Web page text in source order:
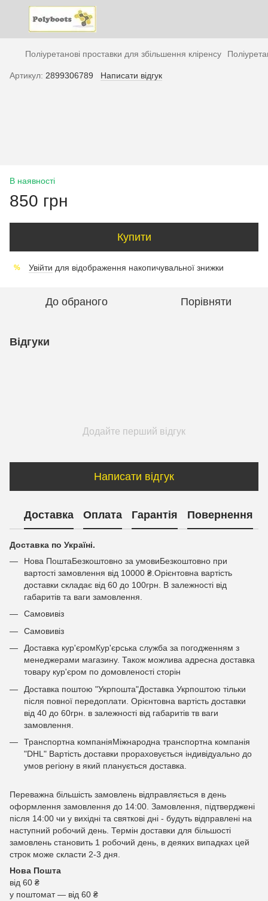
Поліуретанові проставки для збільшення кліренсу
Артикул: 2899306789 Написати відгук
В наявності
850 грн
Купити
% Увійти для відображення накопичувальної знижки
До обраного Порівняти
Відгуки
Додайте перший відгук
Написати відгук
Доставка Оплата Гарантія Повернення
Доставка по Україні.
Нова ПоштаБезкоштовно за умовиБезкоштовно при
вартості замовлення від 10000 ₴.Орієнтовна вартість
доставки складає від 60 до 100грн. В залежності від
габаритів та ваги замовлення.
Самовивіз
Самовивіз
Доставка кур'єромКур'єрська служба за погодженням з
менеджерами магазину. Також можлива адресна доставка
товару кур'єром по домовленості сторін
Доставка поштою "Укрпошта"Доставка Укрпоштою тільки
після повної передоплати. Орієнтовна вартість доставки
від 40 до 60грн. в залежності від габаритів тв ваги
замовлення.
Транспортна компаніяМіжнародна транспортна компанія
"DHL" Вартість доставки прораховується індивідуально до
умов регіону в який планується доставка.
Переважна більшість замовлень відправляється в день
оформлення замовлення до 14:00. Замовлення, підтверджені
після 14:00 чи у вихідні та святкові дні - будуть відправлені на
наступний робочий день. Термін доставки для більшості
замовлень становить 1 робочий день, в деяких випадках цей
строк може скласти 2-3 дня.
Нова Пошта
від 60 ₴
у поштомат — від 60 ₴